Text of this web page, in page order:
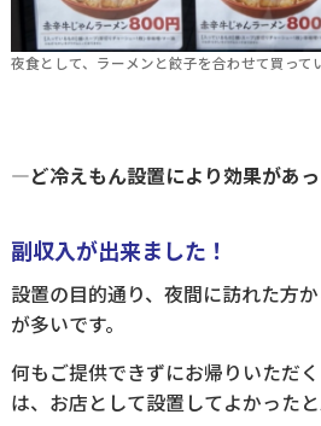
夜食として、ラーメンと餃子を合わせて買って
―ど冷えもん設置により効果があ
副収入が出来ました！
設置の目的通り、夜間に訪れた方
が多いです。
何もご提供できずにお帰りいただ
は、お店として設置してよかったと